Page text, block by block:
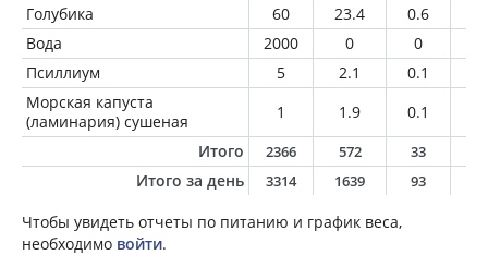
Голубика
60 23.4 0.6
Вода
2000 0 0
Псиллиум
5 2.1 0.1
Морская капуста
(ламинария) сушеная
1 1.9 0.1
Итого
2366 572 33
Итого за день 3314 1639 93
Чтобы увидеть отчеты по питанию и график веса,
необходимо войти.